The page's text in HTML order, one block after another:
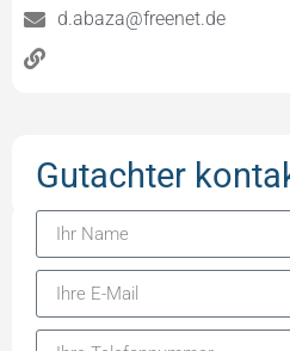
d.abaza@freenet.de
Gutachter